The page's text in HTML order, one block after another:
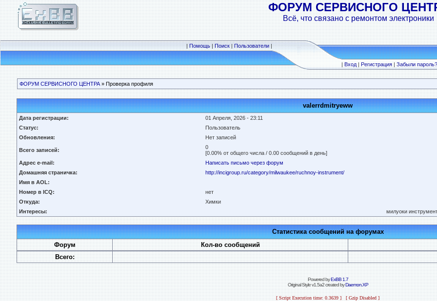
ФОРУМ СЕРВИСНОГО
Всё, что связано с ремонтом электроники
|Помощь|Поиск|Пользователи|
|Вход|Регистрация|Забыли пароль?
ФОРУМ СЕРВИСНОГО ЦЕНТРА » Проверка профиля
valerrdmitryeww
Дата регистрации:
01 Апреля, 2026 - 23:11
Статус:
Пользователь
Обновления:
Нет записей
Всего записей:
0
[0.00% от общего числа / 0.00 сообщений в день]
Адрес e-mail:
Написать письмо через форум
Домашняя страничка:
http://incigroup.ru/category/milwaukee/ruchnoy-instrument/
Имя в AOL:
Номер в ICQ:
нет
Откуда:
Химки
Интересы:
милуоки
Статистика сообщений на форумах
Форум
Кол-во сообщений
Всего:
Powered byExBB 1.7
Original Style v1.5a2 created byDaemon.XP
[ Script Execution time: 0.3639 ] [ Gzip Disabled ]